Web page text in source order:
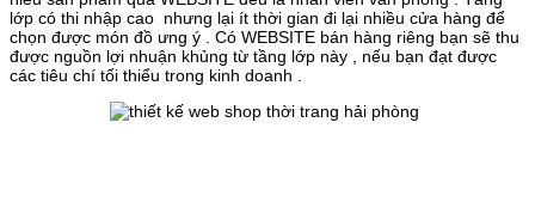
lớp có thi nhập cao nhưng lại ít thời gian đi lại nhiều cửa hàng để
chọn được món đồ ưng ý . Có WEBSITE bán hàng riêng bạn sẽ thu
được nguồn lợi nhuận khủng từ tầng lớp này , nếu bạn đạt được
các tiêu chí tối thiểu trong kinh doanh .